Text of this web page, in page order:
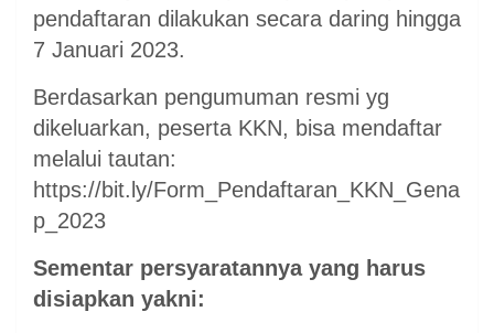
pendaftaran dilakukan secara daring hingga
7 Januari 2023.
Berdasarkan pengumuman resmi yg
dikeluarkan, peserta KKN, bisa mendaftar
melalui tautan:
https://bit.ly/Form_Pendaftaran_KKN_Gena
p_2023
Sementar persyaratannya yang harus
disiapkan yakni: